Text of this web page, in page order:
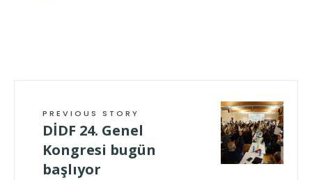
PREVIOUS STORY
DİDF 24. Genel
Kongresi bugün
başlıyor